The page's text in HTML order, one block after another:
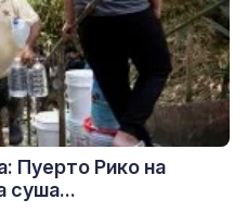
Пуерто Рико на
суша...